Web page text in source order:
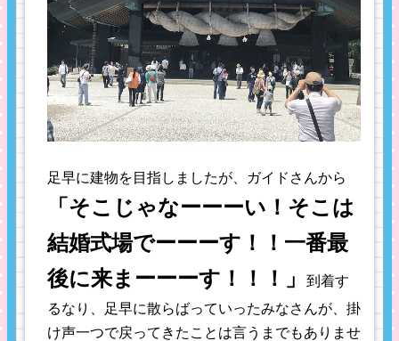
足早に建物を目指しましたが、ガイドさんから
「そこじゃなーーーい！そこは
結婚式場でーーーす！！一番最
後に来まーーーす！！！」
到着す
るなり、足早に散らばっていったみなさんが、掛
け声一つで戻ってきたことは言うまでもありませ